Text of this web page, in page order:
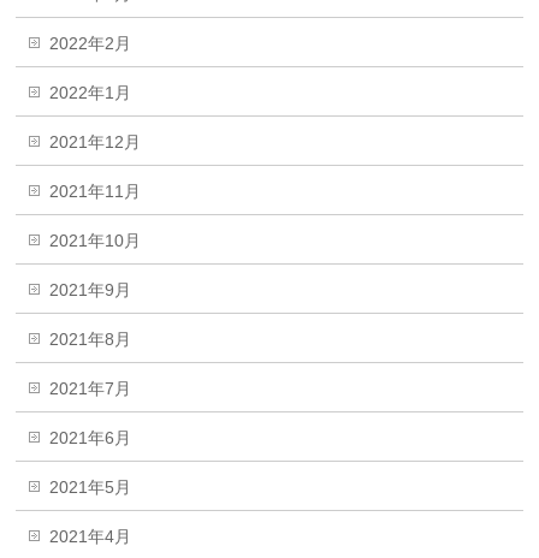
2022年2月
2022年1月
2021年12月
2021年11月
2021年10月
2021年9月
2021年8月
2021年7月
2021年6月
2021年5月
2021年4月